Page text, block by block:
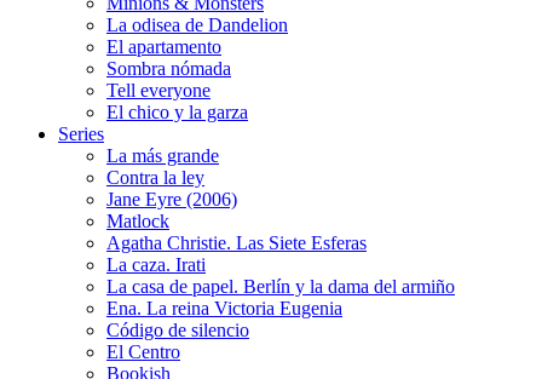
La odisea de Dandelion
El apartamento
Sombra nómada
Tell everyone
El chico y la garza
Series
La más grande
Contra la ley
Jane Eyre (2006)
Matlock
Agatha Christie. Las Siete Esferas
La caza. Irati
La casa de papel. Berlín y la dama del armiño
Ena. La reina Victoria Eugenia
Código de silencio
El Centro
Bookish